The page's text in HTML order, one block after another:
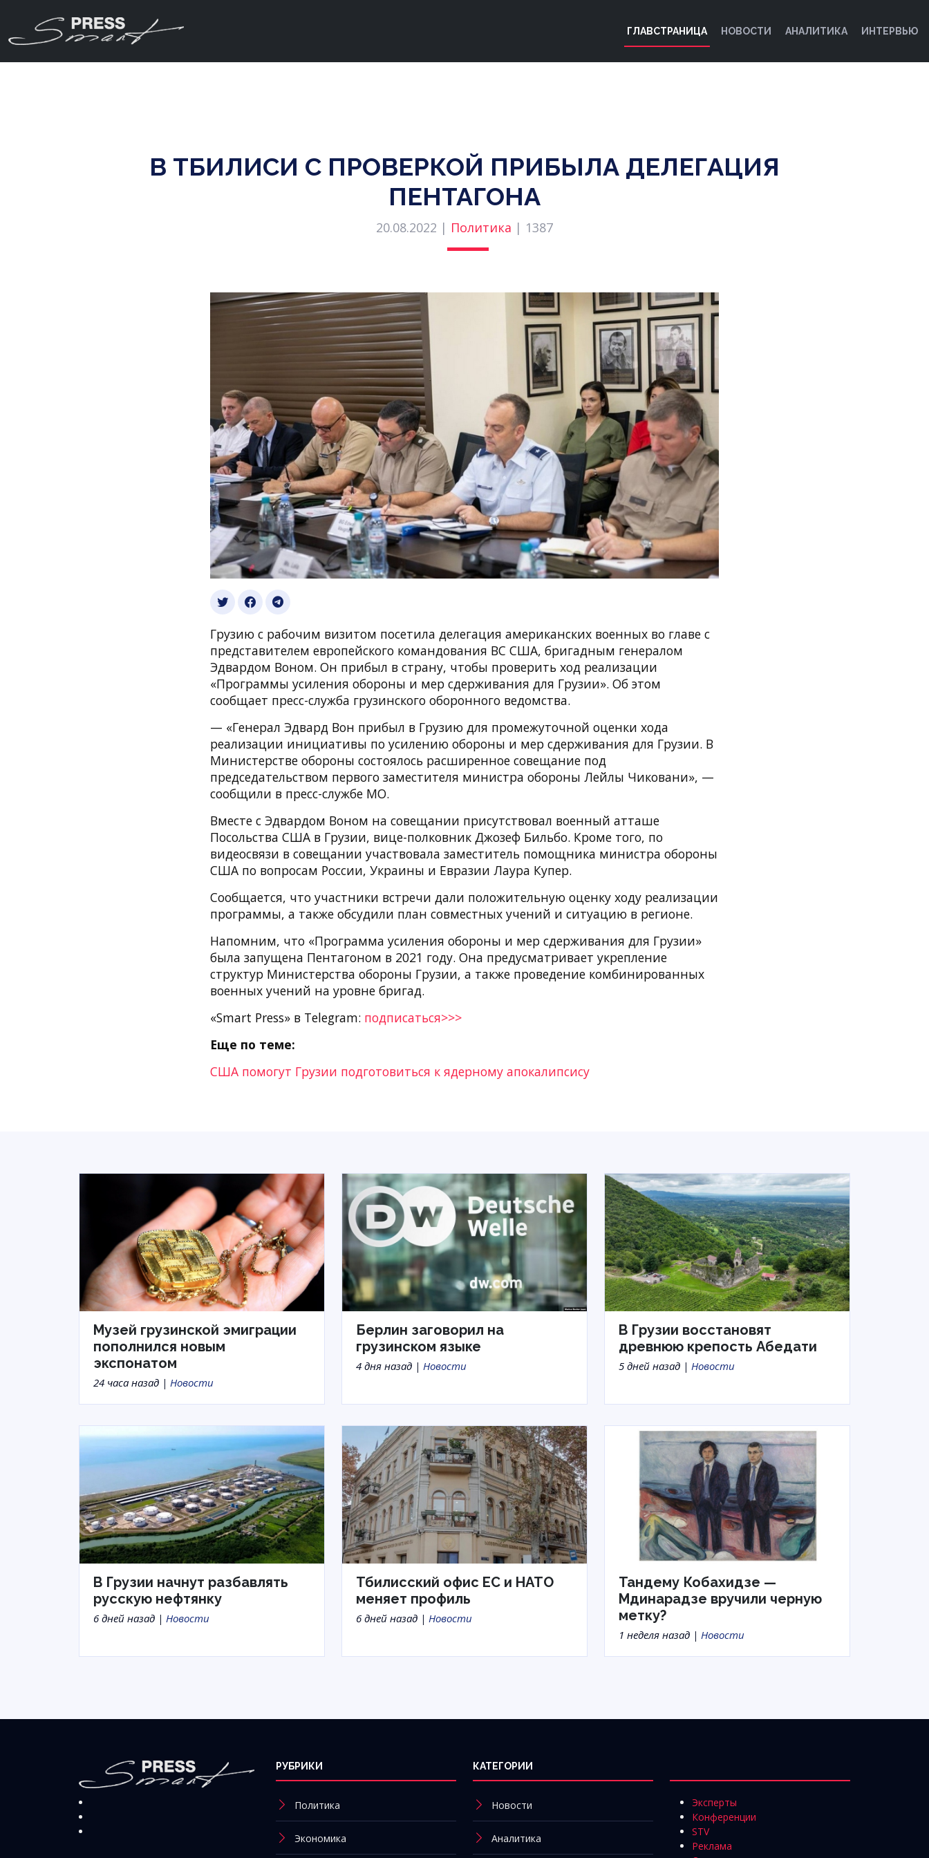
ГЛАВСТРАНИЦА НОВОСТИ АНАЛИТИКА ИНТЕРВЬЮ
В ТБИЛИСИ С ПРОВЕРКОЙ ПРИБЫЛА ДЕЛЕГАЦИЯ
ПЕНТАГОНА
20.08.2022 | Политика | 1387
Грузию с рабочим визитом посетила делегация американских военных во главе с
представителем европейского командования ВС США, бригадным генералом
Эдвардом Воном. Он прибыл в страну, чтобы проверить ход реализации
«Программы усиления обороны и мер сдерживания для Грузии». Об этом
сообщает пресс-служба грузинского оборонного ведомства.
— «Генерал Эдвард Вон прибыл в Грузию для промежуточной оценки хода
реализации инициативы по усилению обороны и мер сдерживания для Грузии. В
Министерстве обороны состоялось расширенное совещание под
председательством первого заместителя министра обороны Лейлы Чиковани», —
сообщили в пресс-службе МО.
Вместе с Эдвардом Воном на совещании присутствовал военный атташе
Посольства США в Грузии, вице-полковник Джозеф Бильбо. Кроме того, по
видеосвязи в совещании участвовала заместитель помощника министра обороны
США по вопросам России, Украины и Евразии Лаура Купер.
Сообщается, что участники встречи дали положительную оценку ходу реализации
программы, а также обсудили план совместных учений и ситуацию в регионе.
Напомним, что «Программа усиления обороны и мер сдерживания для Грузии»
была запущена Пентагоном в 2021 году. Она предусматривает укрепление
структур Министерства обороны Грузии, а также проведение комбинированных
военных учений на уровне бригад.
«Smart Press» в Telegram: подписаться>>>
Еще по теме:
США помогут Грузии подготовиться к ядерному апокалипсису
Музей грузинской эмиграции
пополнился новым
экспонатом
24 часа назад | Новости
Берлин заговорил на
грузинском языке
4 дня назад | Новости
В Грузии восстановят
древнюю крепость Абедати
5 дней назад | Новости
В Грузии начнут разбавлять
русскую нефтянку
6 дней назад | Новости
Тбилисский офис ЕС и НАТО
меняет профиль
6 дней назад | Новости
Тандему Кобахидзе —
Мдинарадзе вручили черную
метку?
1 неделя назад | Новости
РУБРИКИ
Политика
Экономика
КАТЕГОРИИ
Новости
Аналитика
Эксперты
Конференции
STV
Реклама